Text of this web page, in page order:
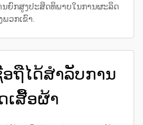
ນຍົກສູງປະສິດທິພາບໃນການຜະລິດ
ພວກເຂົາ.
ອຖືໄດ້ສຳລັບການ
ເສື້ອຜ້າ